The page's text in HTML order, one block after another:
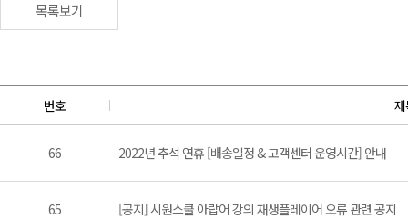
목록보기
번호
66 2022년 추석 연휴 [배송일정 & 고객센터 운영시간] 안내
65 [공지] 시원스쿨 아랍어 강의 재생플레이어 오류 관련 공지